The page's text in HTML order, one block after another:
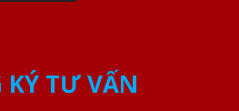
TƯ VẤN